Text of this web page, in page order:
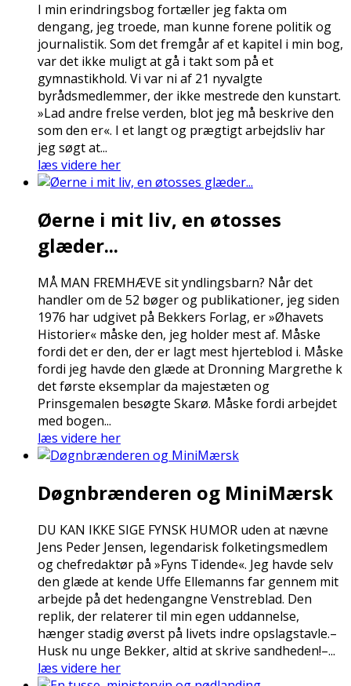
I min erindringsbog fortæller jeg fakta om
dengang, jeg troede, man kunne forene politik og
journalistik. Som det fremgår af et kapitel i min bog,
var det ikke muligt at gå i takt som på et
gymnastikhold. Vi var ni af 21 nyvalgte
byrådsmedlemmer, der ikke mestrede den kunstart.
»Lad andre frelse verden, blot jeg må beskrive den
som den er«. I et langt og prægtigt arbejdsliv har
jeg søgt at...
læs videre her
Øerne i mit liv, en øtosses
glæder...
MÅ MAN FREMHÆVE sit yndlingsbarn? Når det
handler om de 52 bøger og publikationer, jeg siden
1976 har udgivet på Bekkers Forlag, er »Øhavets
Historier« måske den, jeg holder mest af. Måske
fordi det er den, der er lagt mest hjerteblod i. Måske
fordi jeg havde den glæde at Dronning Margrethe fik
det første eksemplar da majestæten og
Prinsgemalen besøgte Skarø. Måske fordi arbejdet
med bogen...
læs videre her
Døgnbrænderen og MiniMærsk
DU KAN IKKE SIGE FYNSK HUMOR uden at nævne
Jens Peder Jensen, legendarisk folketingsmedlem
og chefredaktør på »Fyns Tidende«. Jeg havde selv
den glæde at kende Uffe Ellemanns far gennem mit
arbejde på det hedengangne Venstreblad. Den
replik, der relaterer til min egen uddannelse,
hænger stadig øverst på livets indre opslagstavle.–
Husk nu unge Bekker, altid at skrive sandheden!–...
læs videre her